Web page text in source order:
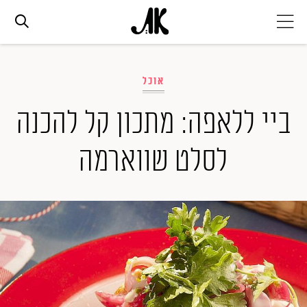
אופנה
ביוטי
סלבס
ערוצים נוספים
המגזין
אוכל
ביי ללאפה: מתכון קל להכנה
לסלט שווארמה